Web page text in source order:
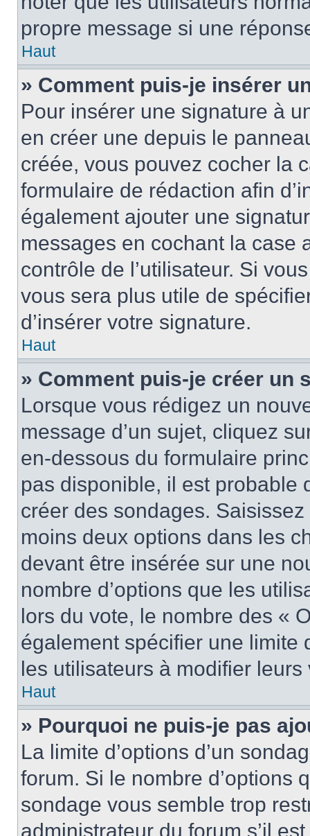
propre message si une
Haut
» Comment puis-je insérer
Pour insérer une signature à
en créer une depuis le
créée, vous pouvez cocher la
formulaire de rédaction afin
également ajouter une
messages en cochant la case
contrôle de l’utilisateur. Si
vous sera plus utile de
d’insérer votre signature.
Haut
» Comment puis-je créer un
Lorsque vous rédigez un
message d’un sujet, cliquez
en-dessous du formulaire
pas disponible, il est probable
créer des sondages.
moins deux options dans les
devant être insérée sur une
nombre d’options que les
lors du vote, le nombre des «
également spécifier une limite
les utilisateurs à modifier leurs
Haut
» Pourquoi ne puis-je pas
La limite d’options d’un
forum. Si le nombre d’options
sondage vous semble trop
administrateur du forum s’il